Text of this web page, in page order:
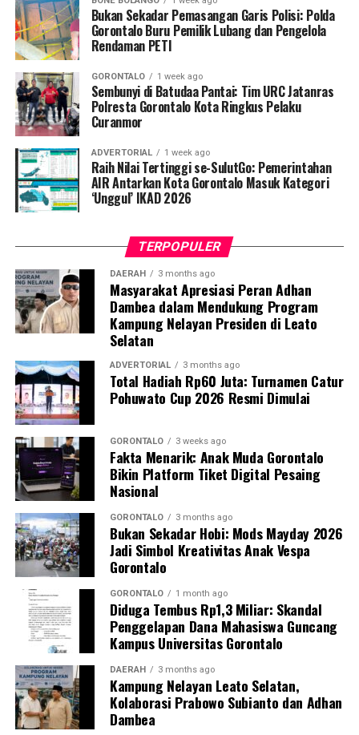
Penyuluhan difokuskan pada pemahaman mekanisme
penularan, pengenalan gejala awal, pentingnya
pemeriksaan Dahak/TCM, kepatuhan minum obat
hingga tuntas, serta pengikisan stigma negatif terhadap
penyintas TBC di lingkungan warga.
“Literasi kesehatan warga adalah fondasi utama dalam
memutus rantai penularan TBC. Kami berupaya
menyampaikan edukasi yang persuasif dan mudah
dipahami agar warga tidak ragu melakukan pemeriksaan
apabila mengalami gejala batuk berkepanjangan,”
Selain skrining TBC, mahasiswa turut mendampingi
nakes Puskesmas Talaga Jaya dalam memberikan
pelayanan Cek Kesehatan Gratis (CKG), meliputi
pengukuran tekanan darah, cek kadar gula darah, dan
penapisan faktor risiko penyakit tidak menular (PTM)
sebagai upaya promotif-preventif.
Perwakilan DPL KKN-PK, Dr. dr. Vivien Novarina A.
Kasim, M.Kes., menegaskan bahwa keterlibatan
mahasiswa merupakan bentuk perwujudan Tri Dharma
Perguruan Tinggi dalam mengawal transformasi
layanan kesehatan primer.
“Kehadiran mahasiswa mempercepat jangkauan skema
active case findingTBC yang dicanangkan pemerintah.
Sinergi multisektor antara perguruan tinggi, dinas
kesehatan, puskesmas, dan pemerintah desa seperti
inilah yang menjadi kunci sukses pembentukan
masyarakat sadar sehat,” jelas Dr. Vivien.
Masyarakat Desa Luwoo menyambut antusias agenda
terpadu ini. Ratusan warga memanfaatkan layanan
pemeriksaan kesehatan gratis sekaligus berkonsultasi
mengenai pola hidup bersih dan sehat (PHBS)
pencegahan tuberkulosis.
Bukan Sekadar Pemasangan Garis Polisi: Polda
Gorontalo Buru Pemilik Lubang dan Pengelola
Rendaman PETI
GORONTALO 1 week ago
Sembunyi di Batudaa Pantai: Tim URC Jatanras
Polresta Gorontalo Kota Ringkus Pelaku
Curanmor
ADVERTORIAL 1 week ago
Raih Nilai Tertinggi se-SulutGo: Pemerintahan
AIR Antarkan Kota Gorontalo Masuk Kategori
‘Unggul’ IKAD 2026
TERPOPULER
DAERAH 3 months ago
Masyarakat Apresiasi Peran Adhan
Dambea dalam Mendukung Program
Kampung Nelayan Presiden di Leato
Selatan
ADVERTORIAL 3 months ago
Total Hadiah Rp60 Juta: Turnamen Catur
Pohuwato Cup 2026 Resmi Dimulai
GORONTALO 3 weeks ago
Fakta Menarik: Anak Muda Gorontalo
Bikin Platform Tiket Digital Pesaing
Nasional
GORONTALO 3 months ago
Bukan Sekadar Hobi: Mods Mayday 2026
Jadi Simbol Kreativitas Anak Vespa
Gorontalo
GORONTALO 1 month ago
Diduga Tembus Rp1,3 Miliar: Skandal
Penggelapan Dana Mahasiswa Guncang
Kampus Universitas Gorontalo
DAERAH 3 months ago
Kampung Nelayan Leato Selatan,
Kolaborasi Prabowo Subianto dan Adhan
Dambea